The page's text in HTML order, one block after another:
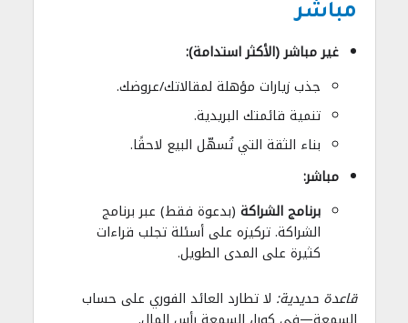
مباشر
غير مباشر (الأكثر استدامة):
جذب زيارات مؤهلة لمقالاتك/عروضك.
تنمية قائمتك البريدية.
بناء الثقة التي تُسهّل البيع لاحقًا.
مباشر:
برنامج الشراكة (بدعوة فقط) عبر برنامج
الشراكة. تركيزه على أسئلة تجلب قراءات
كثيرة على المدى الطويل.
قاعدة حديدية: لا تطارد العائد الفوري على حساب